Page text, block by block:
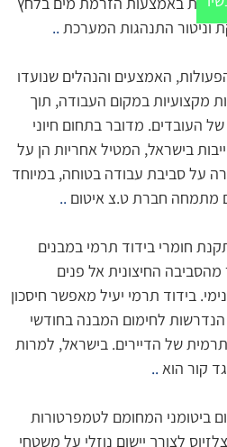
התנהגות המערכת ..
האמצעים והנהלים שנועדו
מקצועיות במקום העבודה, תוך
העובדים. מדובר בתחום חיוני
בישראל, המטיל אחריות הן על
על סביבת עבודה בטוחה, במיוחד
מתמחה חברת ט.צ איטום ..
חומרי בידוד תרמי במבנים
החיצונית אל פנים
בידוד תרמי יעיל מאפשר חיסכון
לחימום המבנה בחודשי
של הדיירים. בישראל, למרות
קור הוא ..
ביטומני המחומם לטמפרטורות
220 מעלות צלזיוס לצורך יישום נוזלי על משטחי